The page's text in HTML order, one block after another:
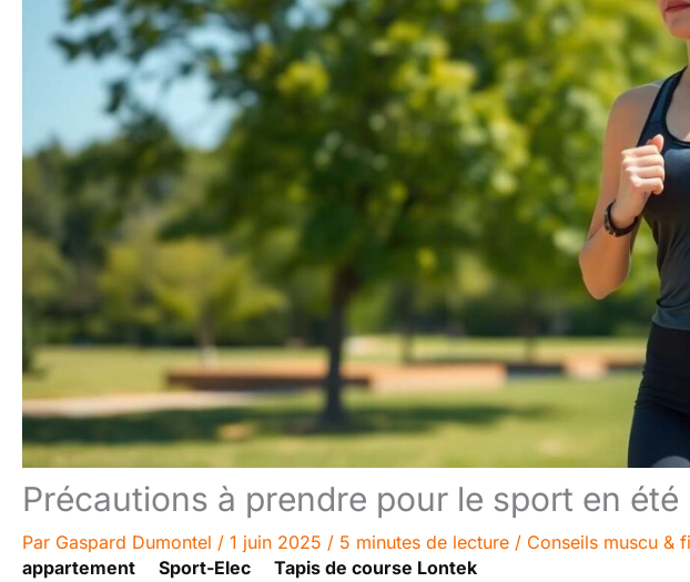
Précautions à prendre pour le sport en
Par Gaspard Dumontel / 1 juin 2025 / 5 minutes de lecture / Conseils muscu &
appartement
Sport-Elec Tapis de course Lontek